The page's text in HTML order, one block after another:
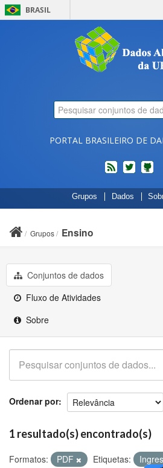
BRASIL
PORTAL BRASILEIRO DE
feed twitter
fonte
de
Grupos Dados
Grupos Ensino
Conjuntos de dados
Fluxo de Atividades
Sobre
Ordenar por
1 resultado(s) encontrado(s)
Formatos: PDF Etiquetas: